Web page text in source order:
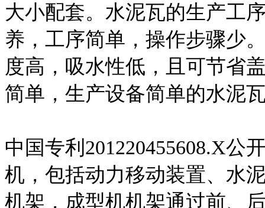
大小配套。水泥瓦的生产
养，工序简单，操作步骤少
度高，吸水性低，且可节省
简单，生产设备简单的水泥
中国专利201220455608.X公
机，包括动力移动装置、水
机架，成型机机架通过前、